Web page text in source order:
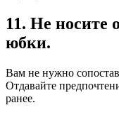
11. Не носите
юбки.
Вам не нужно
Отдавайте
ранее.